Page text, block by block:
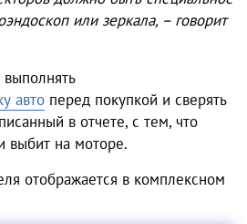
или зеркала, – говорит
авто перед покупкой и сверять
в отчете, с тем, что
выбит на моторе.
отображается в комплексном